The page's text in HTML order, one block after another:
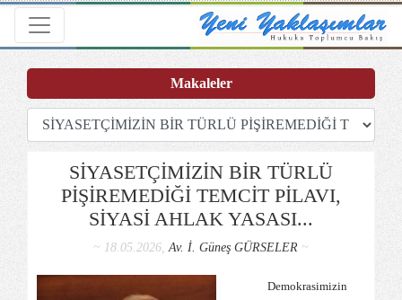
Toggle navigation
SİYASETÇİMİZİN BİR TÜRLÜ
PİŞİREMEDİĞİ TEMCİT PİLAVI,
SİYASİ AHLAK YASASI...
~ 18.05.2026,Av. İ. Güneş GÜRSELER ~
Demokrasimizin
Makaleler